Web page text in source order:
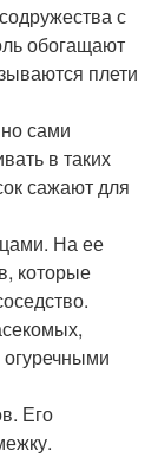
с
обогащают
плети
сами
в таких
сажают для
На ее
которые
Его